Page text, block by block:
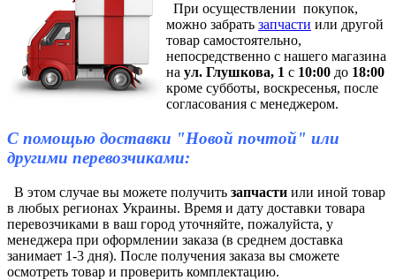
При осуществлении покупок,
можно забрать запчасти или другой
товар самостоятельно,
непосредственно с нашего магазина
на ул. Глушкова, 1 с 10:00 до 18:00
кроме субботы, воскресенья, после
согласования с менеджером.
С помощью доставки "Новой почтой" или
другими перевозчиками:
В этом случае вы можете получить запчасти или иной товар
в любых регионах Украины. Время и дату доставки товара
перевозчиками в ваш город уточняйте, пожалуйста, у
менеджера при оформлении заказа (в среднем доставка
занимает 1-3 дня). После получения заказа вы сможете
осмотреть товар и проверить комплектацию.